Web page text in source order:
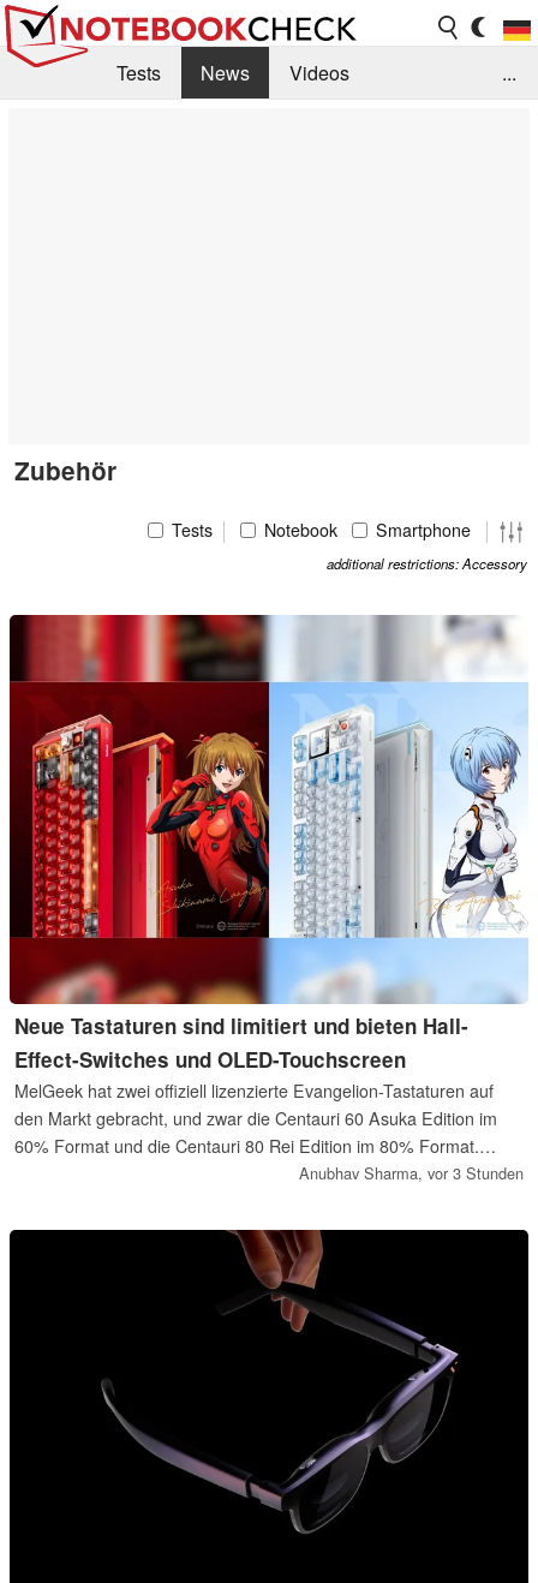
Tests News
Videos
...
Zubehör
Tests Notebook Smartphone
additional restrictions: Accessory
Neue Tastaturen sind limitiert und bieten Hall-
Effect-Switches und OLED-Touchscreen
MelGeek hat zwei offiziell lizenzierte Evangelion-Tastaturen auf
den Markt gebracht, und zwar die Centauri 60 Asuka Edition im
60% Format und die Centauri 80 Rei Edition im 80% Format.
Beide Modelle sind mit magnetischen Hall-Effect-Switches und
Anubhav Sharma, vor 3 Stunden